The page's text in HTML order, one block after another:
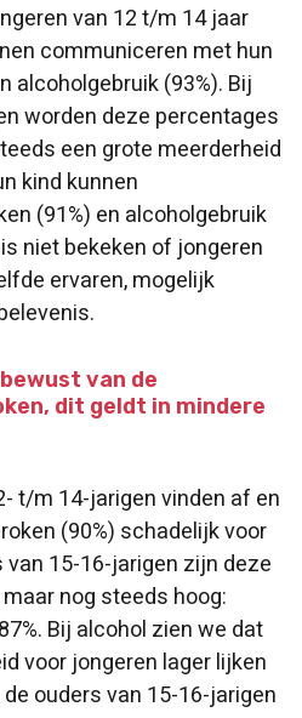
van 12 t/m 14 jaar
communiceren met hun
alcoholgebruik (93%). Bij
worden deze percentages
een grote meerderheid
kind kunnen
(91%) en alcoholgebruik
niet bekeken of jongeren
ervaren, mogelijk
van de
dit geldt in mindere
t/m 14-jarigen vinden af en
(90%) schadelijk voor
van 15-16-jarigen zijn deze
nog steeds hoog:
Bij alcohol zien we dat
voor jongeren lager lijken
ouders van 15-16-jarigen